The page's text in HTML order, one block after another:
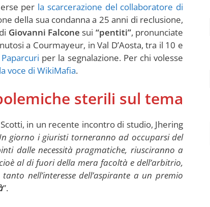
per la scarcerazione del collaboratore di
della sua condanna a 25 anni di reclusione,
Giovanni Falcone sui “pentiti”, pronunciate
a Courmayeur, in Val D’Aosta, tra il 10 e
per la segnalazione. Per chi volesse
voce di WikiMafia.
sterili sul tema
in un recente incontro di studio, Jhering
giorno i giuristi torneranno ad occuparsi del
dalle necessità pragmatiche, riusciranno a
al di fuori della mera facoltà e dell’arbitrio,
nell’interesse dell’aspirante a un premio
”.